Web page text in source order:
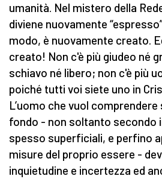
umanità. Nel mistero della
diviene nuovamente
modo, è nuovamente creato.
creato! Non c'è più giudeo né
schiavo né libero; non c'è più
poiché tutti voi siete uno in
L’uomo che vuol
fondo - non soltanto secondo
spesso superficiali, e perfino
misure del proprio essere -
inquietudine e incertezza ed